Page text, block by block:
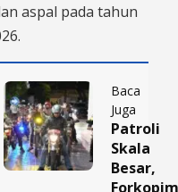
aspal pada tahun
Baca
Juga
Patroli
Skala
Besar,